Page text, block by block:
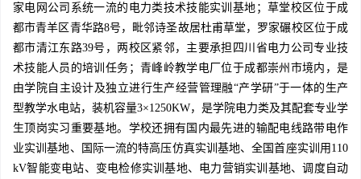
家电网公司系统一流的电力类技术技能实训基地；草堂校区位于成
都市青羊区青华路8号，毗邻诗圣故居杜甫草堂，罗家碾校区位于成
都市清江东路39号，两校区紧邻，主要承担四川省电力公司专业技
术技能人员的培训任务；青峰岭教学电厂位于成都崇州市境内，是
由学院自主设计及独立进行生产经营管理融“产学研”于一体的生产
型教学水电站，装机容量3×1250KW，是学院电力类及其配套专业学
生顶岗实习重要基地。学校还拥有国内最先进的输配电线路带电作
业实训基地、国际一流的特高压仿真实训基地、全国首座实训用110
kV智能变电站、变电检修实训基地、电力营销实训基地、调度自动